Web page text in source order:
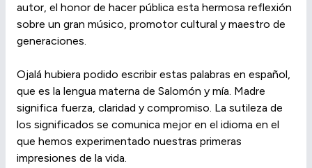
autor, el honor de hacer pública esta hermosa reflexión
sobre un gran músico, promotor cultural y maestro de
generaciones.
Ojalá hubiera podido escribir estas palabras en español,
que es la lengua materna de Salomón y mía. Madre
significa fuerza, claridad y compromiso. La sutileza de
los significados se comunica mejor en el idioma en el
que hemos experimentado nuestras primeras
impresiones de la vida.